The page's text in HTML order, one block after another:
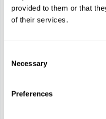
provided to them or that
of their services.
Selection
Necessary
Preferences
Module
Auswirkungen von
Anzeichen und